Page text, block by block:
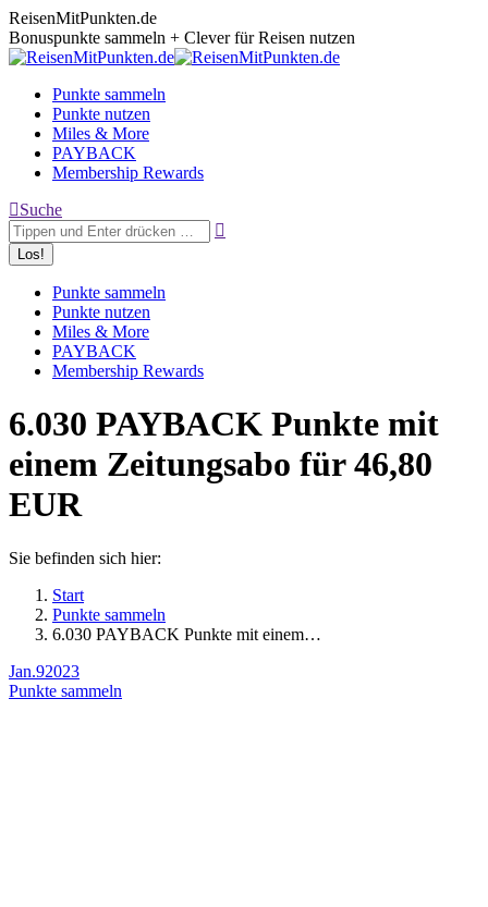
Zum
Inhalt
springen
ReisenMitPunkten.de
Bonuspunkte sammeln + Clever für Reisen nutzen
Punkte sammeln
Punkte nutzen
Miles & More
PAYBACK
Membership Rewards
Search:
Suche
Punkte sammeln
Punkte nutzen
Miles & More
PAYBACK
Membership Rewards
6.030 PAYBACK Punkte mit
einem Zeitungsabo für 46,80
EUR
Sie befinden sich hier:
Start
Punkte sammeln
6.030 PAYBACK Punkte mit einem…
Jan.92023
Punkte sammeln